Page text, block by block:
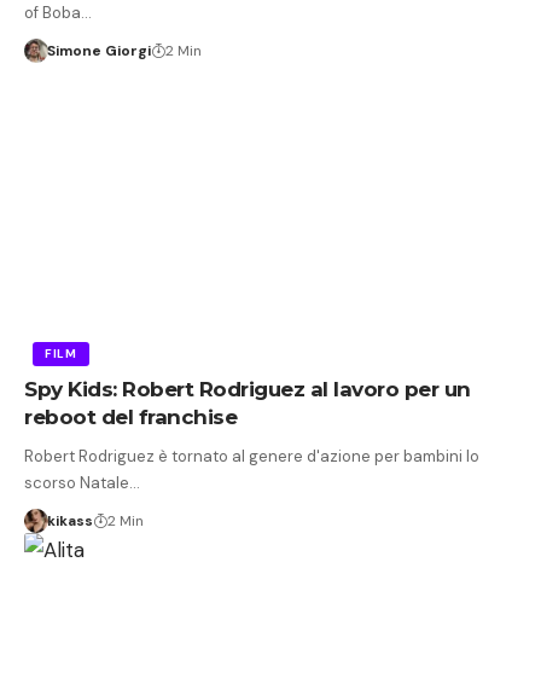
of Boba…
Simone Giorgi 2 Min
FILM
Spy Kids: Robert Rodriguez al lavoro per un
reboot del franchise
Robert Rodriguez è tornato al genere d'azione per bambini lo
scorso Natale…
kikass 2 Min